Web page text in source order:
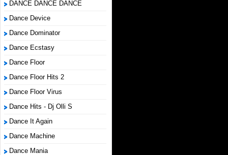
DANCE DANCE DANCE
Dance Device
Dance Dominator
Dance Ecstasy
Dance Floor
Dance Floor Hits 2
Dance Floor Virus
Dance Hits - Dj Olli S
Dance It Again
Dance Machine
Dance Mania